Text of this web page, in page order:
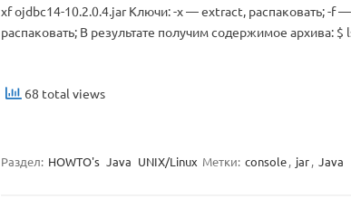
xf ojdbc14-10.2.0.4.jar Ключи: -x — extract, распаковать; -f
распаковать; В результате получим содержимое архива:
68 total views
Раздел: HOWTO's Java UNIX/Linux Метки: console, jar, Java